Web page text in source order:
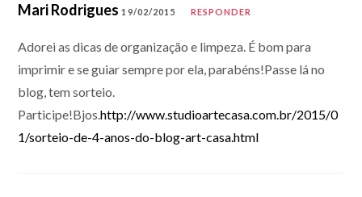
Mari Rodrigues 19/02/2015 RESPONDER
Adorei as dicas de organização e limpeza. É bom para
imprimir e se guiar sempre por ela, parabéns!Passe lá no
blog, tem sorteio.
Participe!Bjos.http://www.studioartecasa.com.br/2015/0
1/sorteio-de-4-anos-do-blog-art-casa.html